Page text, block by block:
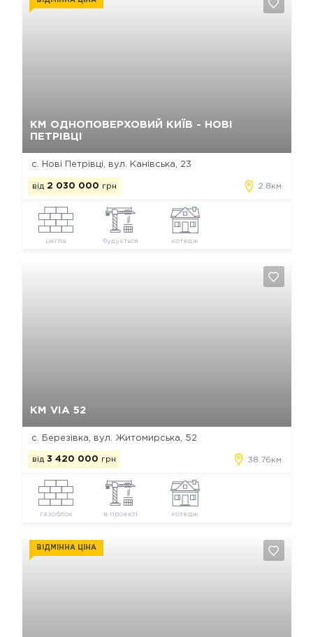
КМ ОДНОПОВЕРХОВИЙ КИЇВ - НОВІ
ПЕТРІВЦІ
с. Нові Петрівці, вул. Канівська, 23
від 2 030 000 грн 2.8км
цегла будується котедж
Так, видалити Відміна
КМ VIA 52
с. Березівка, вул. Житомирська, 52
від 3 420 000 грн 38.76км
газоблок в проекті котедж
ВІДМІННА ЦІНА